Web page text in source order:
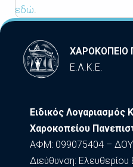
εδώ.
ΧΑΡΟΚΟΠΕΙΟ
Ε.Λ.Κ.Ε.
Ειδικός Λογαριασμός
Χαροκοπείου
ΑΦΜ: 099075404 –
Διεύθυνση: